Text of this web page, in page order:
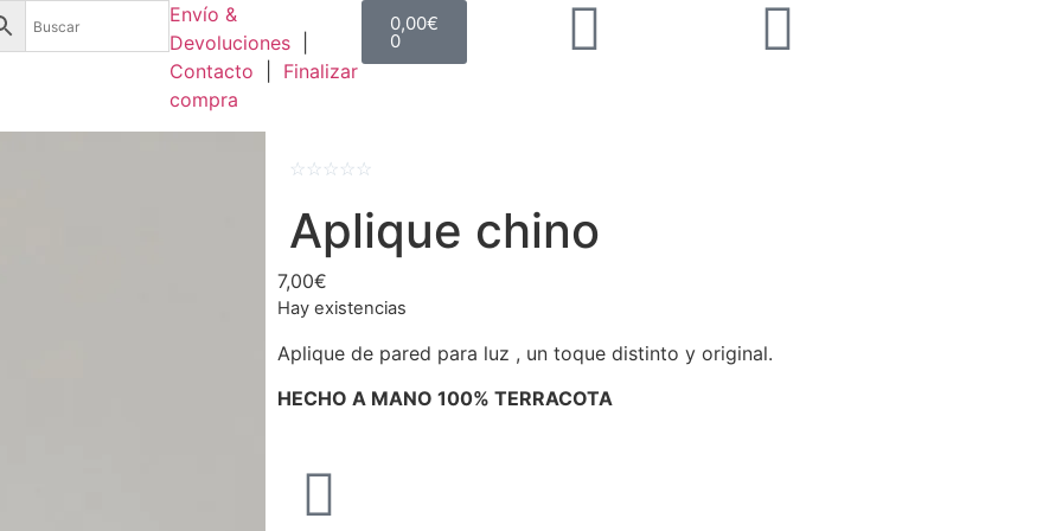
Envío &
Devoluciones
Contacto
Finalizar
compra
0,00€
0
☆☆☆☆☆
Aplique chino
7,00€
Hay existencias
Aplique de pared para luz , un toque distinto y original.
HECHO A MANO 100% TERRACOTA